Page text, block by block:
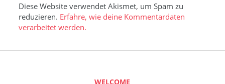
Diese Website verwendet Akismet, um Spam zu
reduzieren. Erfahre, wie deine Kommentardaten
verarbeitet werden.
WELCOME